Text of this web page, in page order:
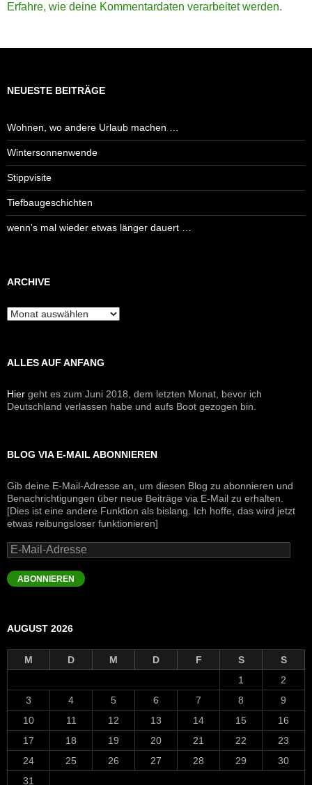
Erfahre, wie deine Kommentardaten verarbeitet werden.
NEUESTE BEITRÄGE
Wohnen, wo andere Urlaub machen …
Wintersonnenwende
Stippvisite
Tiefbaugeschichten
wenn’s mal wieder etwas länger dauert …
ARCHIVE
Archive
ALLES AUF ANFANG
Hier geht es zum Juni 2018, dem letzten Monat, bevor ich
Deutschland verlassen habe und aufs Boot gezogen bin.
BLOG VIA E-MAIL ABONNIEREN
Gib deine E-Mail-Adresse an, um diesen Blog zu abonnieren und
Benachrichtigungen über neue Beiträge via E-Mail zu erhalten.
[Dies ist eine andere Funktion als bislang. Ich hoffe, das wird jetzt
etwas reibungsloser funktionieren]
E-
Mail-
Adresse
ABONNIEREN
AUGUST 2026
M D M D F S
S
1
2
3
4 5 6 7 8
9
10
11 12 13 14 15
16
17
18 19 20 21 22
23
24
25 26 27 28 29
30
31